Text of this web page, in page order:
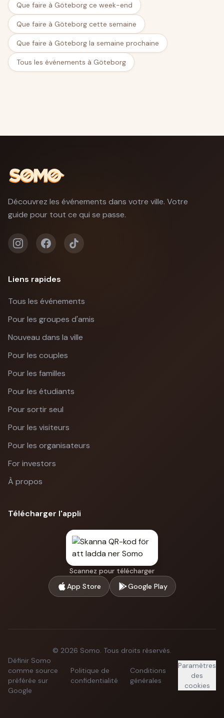
Que faire à Göteborg ce week-end
Que faire à Göteborg cette semaine
Que faire à Göteborg la semaine prochaine
Tous les événements à Göteborg
Découvrez les événements dans votre ville. Votre
guide pour tout ce qui se passe.
Liens rapides
Tous les événements
Pour les groupes d'amis
Nouveau dans la ville
Pour les couples
Pour les familles
Pour les étudiants
Pour sortir seul
Pour les visiteurs
Pour les organisateurs
For investors
À propos
Télécharger l'appli
Scannez pour télécharger
App Store
Google Play
© 2026 Somo. Tous droits réservés.
Définir Somo
comme source
préférée sur
Google
Politique de
confidentialité
Conditions
générales
Paramètres
des
cookies